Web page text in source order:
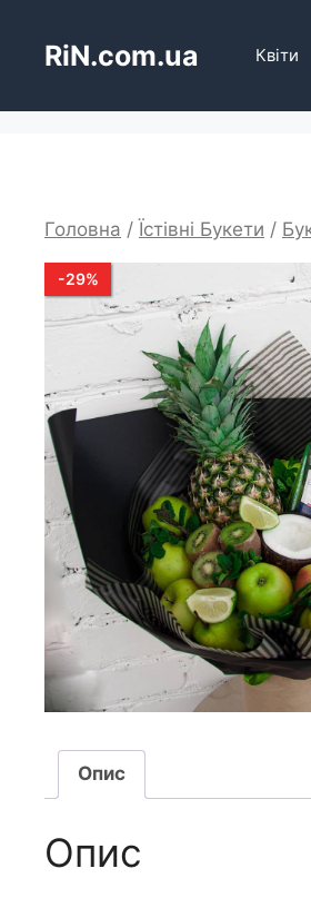
вмістуRiN.com.ua Квіти
Головна / Їстівні Букети /
-29%
Опис
Опис